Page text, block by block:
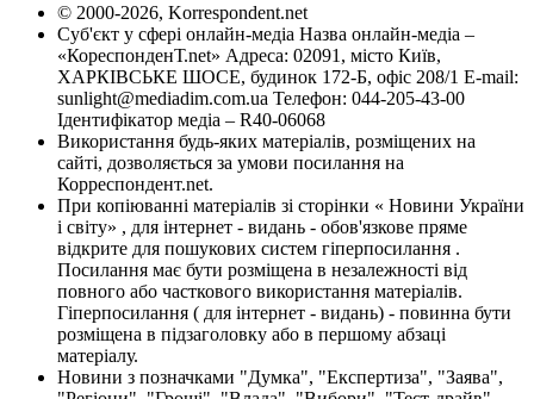
© 2000-2026, Korrespondent.net
Суб'єкт у сфері онлайн-медіа Назва онлайн-медіа –
«КореспонденТ.net» Адреса: 02091, місто Київ,
ХАРКІВСЬКЕ ШОСЕ, будинок 172-Б, офіс 208/1 E-mail:
sunlight@mediadim.com.ua Телефон: 044-205-43-00
Ідентифікатор медіа – R40-06068
Використання будь-яких матеріалів, розміщених на
сайті, дозволяється за умови посилання на
Корреспондент.net.
При копіюванні матеріалів зі сторінки « Новини України
і світу» , для інтернет - видань - обов'язкове пряме
відкрите для пошукових систем гіперпосилання .
Посилання має бути розміщена в незалежності від
повного або часткового використання матеріалів.
Гіперпосилання ( для інтернет - видань) - повинна бути
розміщена в підзаголовку або в першому абзаці
матеріалу.
Новини з позначками "Думка", "Експертиза", "Заява",